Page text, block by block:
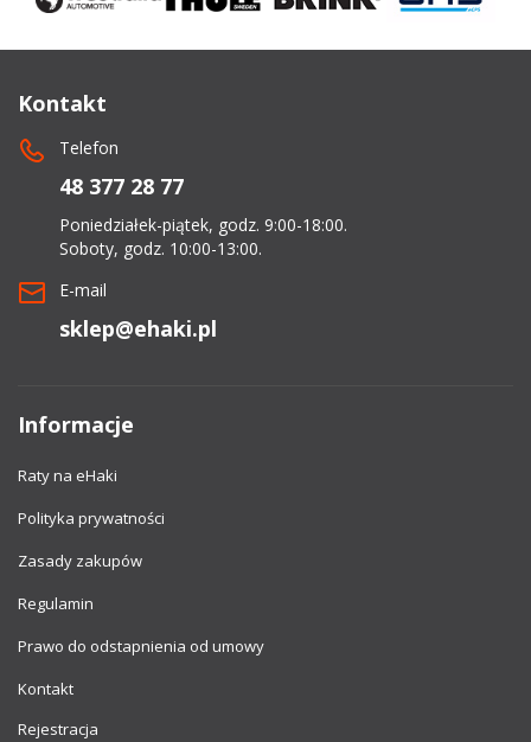
Kontakt
Telefon
48 377 28 77
Poniedziałek-piątek, godz. 9:00-18:00.
Soboty, godz. 10:00-13:00.
E-mail
sklep@ehaki.pl
Informacje
Raty na eHaki
Polityka prywatności
Zasady zakupów
Regulamin
Prawo do odstapnienia od umowy
Kontakt
Rejestracja